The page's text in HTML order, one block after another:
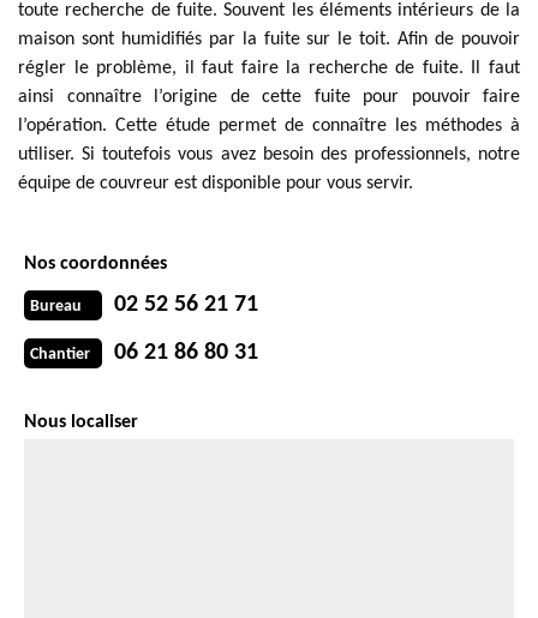
toute recherche de fuite. Souvent les éléments intérieurs de la
maison sont humidifiés par la fuite sur le toit. Afin de pouvoir
régler le problème, il faut faire la recherche de fuite. Il faut
ainsi connaître l’origine de cette fuite pour pouvoir faire
l’opération. Cette étude permet de connaître les méthodes à
utiliser. Si toutefois vous avez besoin des professionnels, notre
équipe de couvreur est disponible pour vous servir.
Nos coordonnées
Bureau 02 52 56 21 71
Chantier 06 21 86 80 31
Nous localiser